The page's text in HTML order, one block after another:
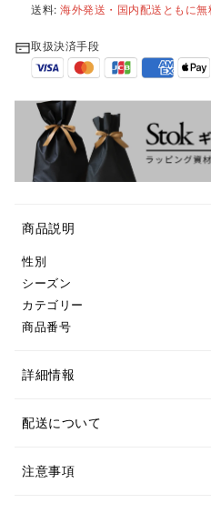
送料: 海外発送・国内配送ともに無
取扱決済手段
商品説明
性別
シーズン
カテゴリー
商品番号
詳細情報
配送について
注意事項